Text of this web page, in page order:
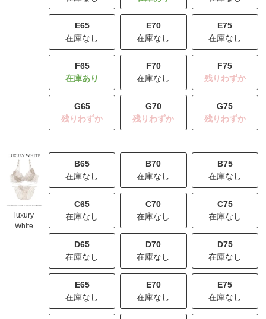
E65
在庫なし
E70
在庫なし
E75
在庫なし
F65
F70
在庫なし
F75
残りわずか
G65
残りわずか
G70
残りわずか
G75
残りわずか
luxury
White
B65
在庫なし
B70
在庫なし
B75
在庫なし
C65
在庫なし
C70
在庫なし
C75
在庫なし
D65
在庫なし
D70
在庫なし
D75
在庫なし
E65
在庫なし
E70
在庫なし
E75
在庫なし